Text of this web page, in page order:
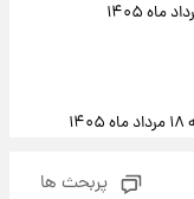
پربحث ها